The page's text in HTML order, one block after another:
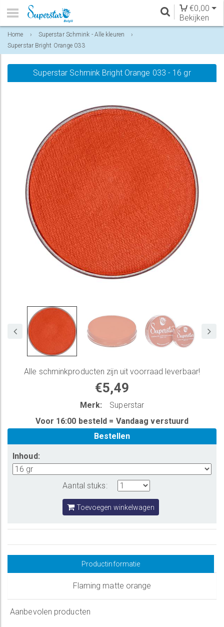
€0,00
Bekijken
Home › Superstar Schmink - Alle kleuren
›
Superstar Bright Orange 033
Superstar Schmink Bright Orange 033 - 16 gr
Alle schminkproducten zijn uit voorraad leverbaar!
€5,49
Merk:
Superstar
Voor 16:00 besteld = Vandaag verstuurd
Bestellen
Inhoud:
Aantal stuks:
Toevoegen winkelwagen
Productinformatie
Flaming matte orange
Aanbevolen producten